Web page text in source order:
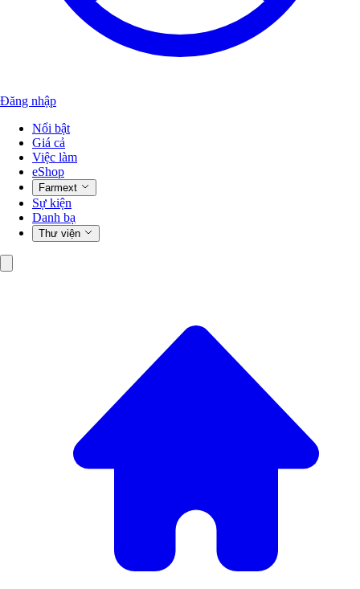
Đăng nhập
Nổi bật
Giá cả
Việc làm
eShop
Farmext
Sự kiện
Danh bạ
Thư viện